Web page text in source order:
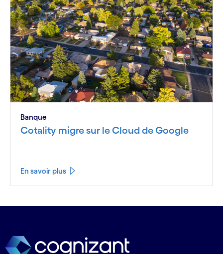
Banque
Cotality migre sur le Cloud de Google
En savoir plus